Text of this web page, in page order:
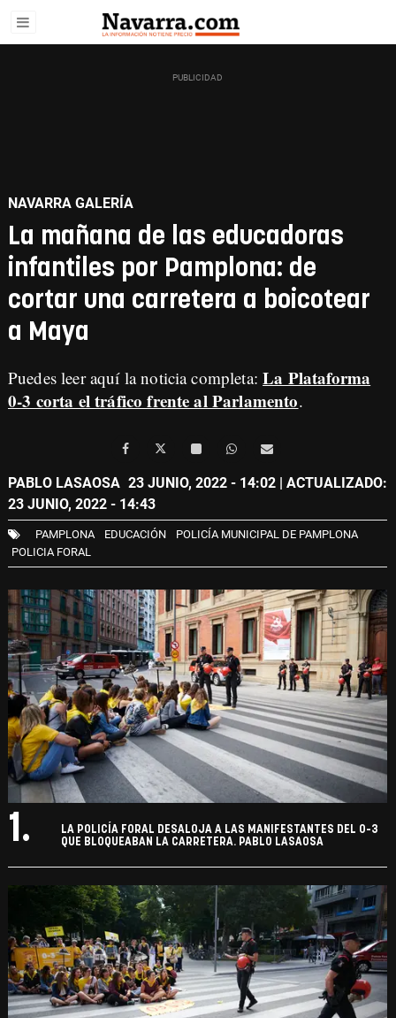
NAVARRA GALERÍA
La mañana de las educadoras
infantiles por Pamplona: de
cortar una carretera a boicotear
a Maya
Puedes leer aquí la noticia completa:La Plataforma
0-3 corta el tráfico frente al Parlamento.
PABLO LASAOSA 23 JUNIO, 2022 - 14:02 | ACTUALIZADO:
23 JUNIO, 2022 - 14:43
PAMPLONA EDUCACIÓN
POLICÍA MUNICIPAL DE PAMPLONA
POLICIA FORAL
1.
LA POLICÍA FORAL DESALOJA A LAS MANIFESTANTES DEL 0-3
QUE BLOQUEABAN LA CARRETERA. PABLO LASAOSA